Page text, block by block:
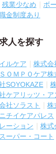
残業少なめ ボ
金制度あり
人を探す
ルケア 株式会
ＳＯＭＰＯケア株
SOYOKAZE
ケアリッツ・
社ソラスト 株
チイケアパレス
ーション
株式
ーパー・コート